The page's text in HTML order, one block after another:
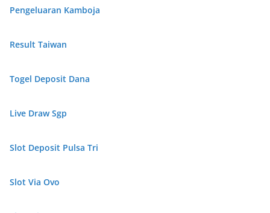
Pengeluaran Kamboja
Result Taiwan
Togel Deposit Dana
Live Draw Sgp
Slot Deposit Pulsa Tri
Slot Via Ovo